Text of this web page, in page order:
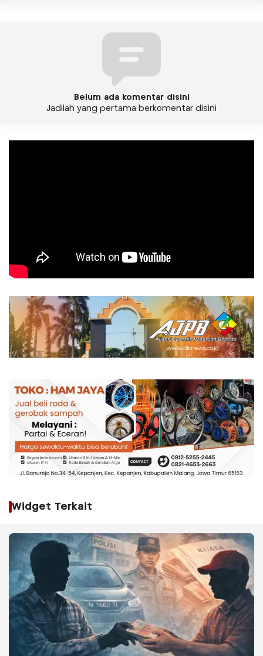
Belum ada komentar disini
Jadilah yang pertama berkomentar disini
Widget Terkait